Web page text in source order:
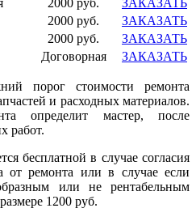
2000 руб.
ЗАКАЗАТЬ
2000 руб.
ЗАКАЗАТЬ
2000 руб.
ЗАКАЗАТЬ
Договорная ЗАКАЗАТЬ
порог стоимости ремонта
и расходных материалов.
определит мастер, после
работ.
бесплатной в случае согласия
от ремонта или в случае если
или не рентабельным
1200 руб.